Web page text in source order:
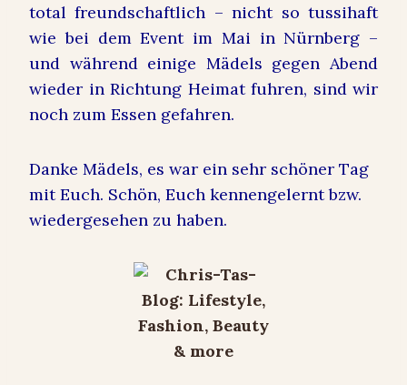
total freundschaftlich – nicht so tussihaft
wie bei dem Event im Mai in Nürnberg –
und während einige Mädels gegen Abend
wieder in Richtung Heimat fuhren, sind wir
noch zum Essen gefahren.
Danke Mädels, es war ein sehr schöner Tag
mit Euch. Schön, Euch kennengelernt bzw.
wiedergesehen zu haben.